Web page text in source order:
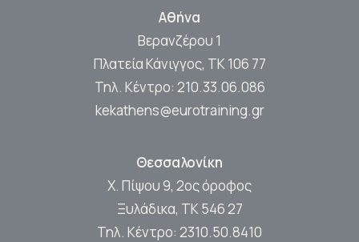
Αθήνα
Βερανζέρου 1
Πλατεία Κάνιγγος, ΤΚ 106 77
Τηλ. Κέντρο: 210.33.06.086
kekathens@eurotraining.gr
Θεσσαλονίκη
Χ. Πίψου 9, 2ος όροφος
Ξυλάδικα, ΤΚ 546 27
Τηλ. Κέντρο: 2310.50.8410